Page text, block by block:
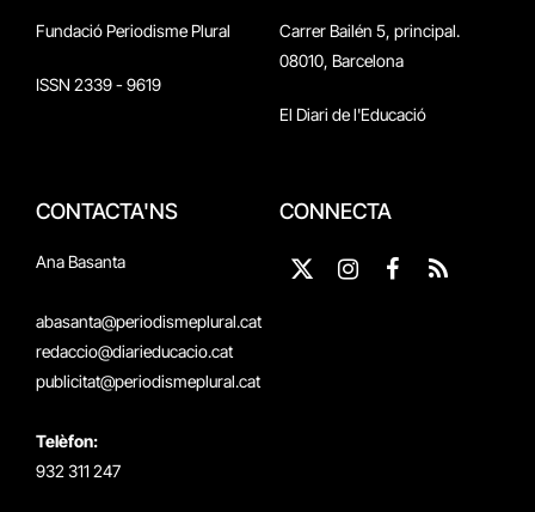
Fundació Periodisme Plural
ISSN 2339 - 9619
Carrer Bailén 5, principal.
08010, Barcelona
El Diari de l'Educació
CONTACTA'NS
Ana Basanta
abasanta@periodismeplural.cat
redaccio@diarieducacio.cat
publicitat@periodismeplural.cat
Telèfon:
932 311 247
CONNECTA
X
Instagram
Facebook
RSS